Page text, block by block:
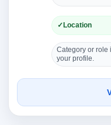
Location
Category or role
your profile.